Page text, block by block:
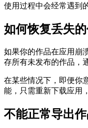
使用过程中会经常遇到
如何恢复丢失的
如果你的作品在应用崩
存所有未发布的作品，
在某些情况下，即便你
能，只需重新下载应用
不能正常导出作